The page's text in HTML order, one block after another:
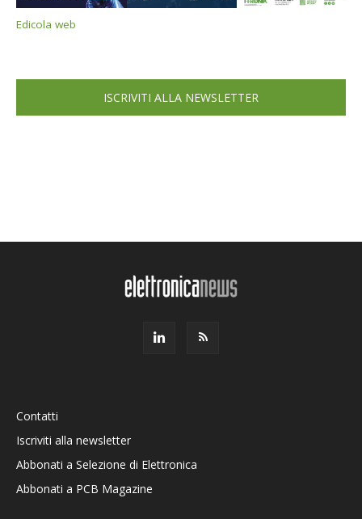
Edicola web
ISCRIVITI ALLA NEWSLETTER
Contatti
Iscriviti alla newsletter
Abbonati a Selezione di Elettronica
Abbonati a PCB Magazine